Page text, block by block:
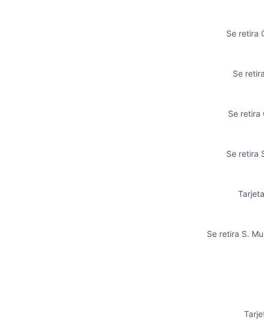
Se retira
Se
Se retira
Se retira
Se retira S.